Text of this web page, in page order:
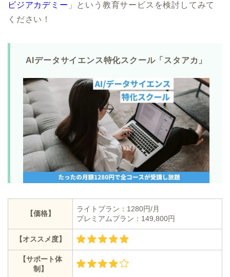
ビジアカデミー 」という教育サービスを検討してみて
ください！
AIデータサイエンス特化スクール「スタアカ」
【価格】
ライトプラン：1280円/月
プレミアムプラン：149,800円
【オススメ度】
【サポート体
制】